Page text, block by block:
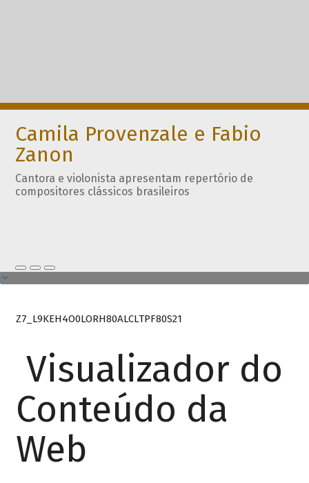
Camila Provenzale e Fabio
Zanon
Cantora e violonista apresentam repertório de
compositores clássicos brasileiros
Z7_L9KEH4O0LORH80ALCLTPF80S21
Visualizador do
Conteúdo da
Web